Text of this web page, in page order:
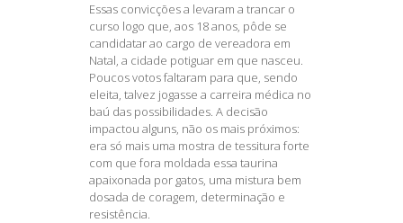
Essas convicções a levaram a trancar o
curso logo que, aos 18 anos, pôde se
candidatar ao cargo de vereadora em
Natal, a cidade potiguar em que nasceu.
Poucos votos faltaram para que, sendo
eleita, talvez jogasse a carreira médica no
baú das possibilidades. A decisão
impactou alguns, não os mais próximos:
era só mais uma mostra de tessitura forte
com que fora moldada essa taurina
apaixonada por gatos, uma mistura bem
dosada de coragem, determinação e
resistência.